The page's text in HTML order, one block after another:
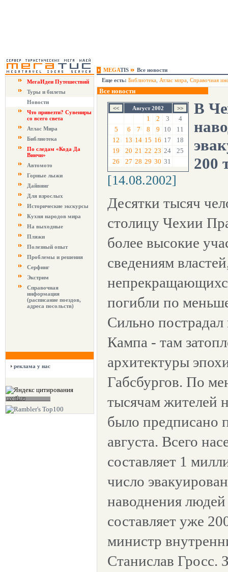
MEGATIS
Все новости
МегаИдеи Путешествий
Туры и билеты
Новости
Что привезти? Сувениры
со всего света
Атлас Мира
Библиотека
По следам «Кода Да
Винчи»
Автомото
Горные лыжи
Дайвинг
Для взрослых
Исторические экскурсы
Кухня народов мира
На выходные
Пляжи
Полезный опыт
Проблемы и решения
Серфинг
Экстрим
Справочная
информация
(расписание поездов,
адреса посольств)
реклама у нас
Еще есть: Библиотека Атлас мира Справочная
Все новости
Август 2002
1 2 3
4
5
6 7 8 9 10
11
12
13 14 15 16 17
18
19
20 21 22 23 24
25
26
27 28 29 30 31
В
200
[14.08.2002]
Десятки тысяч
столицу Чехии
более высокие
сведениям
погибли по
Сильно
Кампа - там
архитектуры
Габсбургов. По
тысячам жителей
было предписано
августа. Всего
составляет 1
число
наводнения
составляет уже
министр
Станислав Гросс.